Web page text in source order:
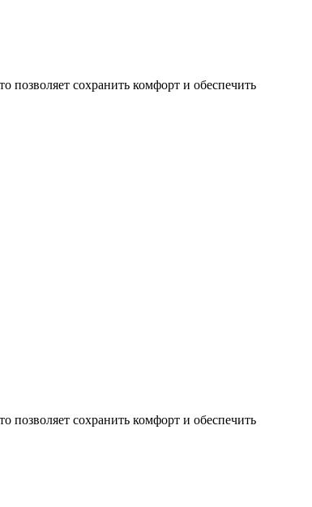
позволяет сохранить комфорт и обеспечить
позволяет сохранить комфорт и обеспечить